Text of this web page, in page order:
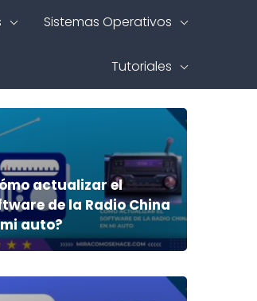
Sistemas Operativos
Tutoriales
actualizar el
de la Radio China
auto?